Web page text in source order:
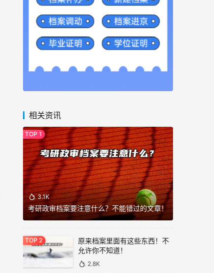
相关资讯
3.1K
考研政审档案要注意什么？不能错过的文章！
原来档案里面有这些东西！不
允许你不知道！
2.8K